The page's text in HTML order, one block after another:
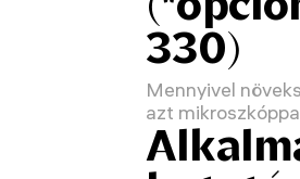
330)
Mennyivel
azt